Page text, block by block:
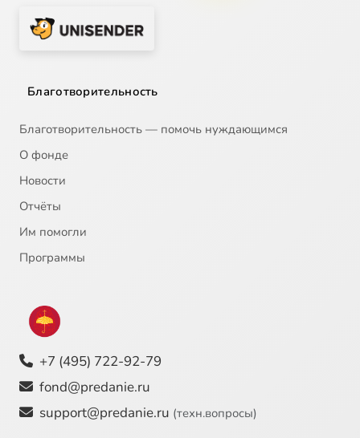
Благотворительность
Благотворительность — помочь нуждающимся
О фонде
Новости
Отчёты
Им помогли
Программы
+7 (495) 722-92-79
fond@predanie.ru
support@predanie.ru (техн.вопросы)